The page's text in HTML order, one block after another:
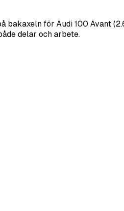
för Audi 100 Avant
delar och arbete.